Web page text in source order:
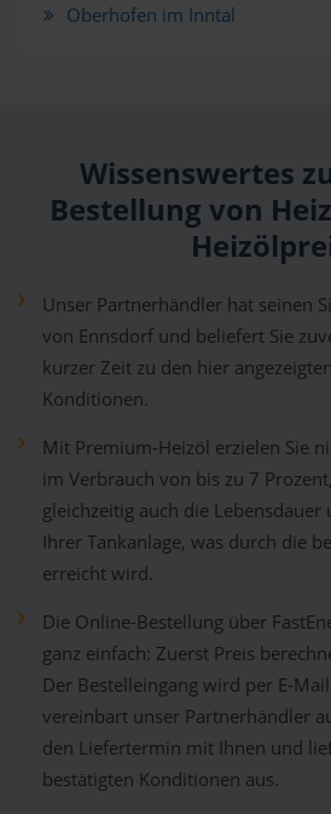
Oberhofen im Inntal
Wissenswertes
Bestellung von
Unser Partnerhändler hat seinen
von Ennsdorf und beliefert Sie
kurzer Zeit zu den hier
Konditionen.
Mit Premium-Heizöl erzielen Sie
im Verbrauch von bis zu 7
gleichzeitig auch die
Ihrer Tankanlage, was durch die
erreicht wird.
Die Online-Bestellung über
ganz einfach: Zuerst Preis
Der Bestelleingang wird per E-
vereinbart unser Partnerhändler
den Liefertermin mit Ihnen und
bestätigten Konditionen aus.